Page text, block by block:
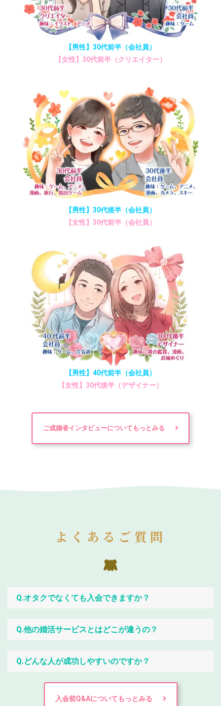
【男性】30代前半（会社員）
【女性】30代前半（クリエイター）
【男性】30代後半（会社員）
【女性】30代前半（会社員）
【男性】40代前半（会社員）
【女性】30代後半（デザイナー）
ご成婚者インタビューについてもっとみる
よくあるご質問
Q.オタクでなくても入会できますか？
Q.他の婚活サービスとはどこが違うの？
Q.どんな人が成功しやすいのですか？
入会前Q&Aについてもっとみる